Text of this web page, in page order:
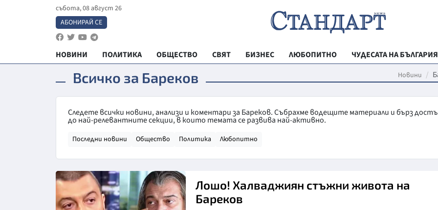
събота, 08 август 26
АБОНИРАЙ СЕ
НОВИНИ ПОЛИТИКА ОБЩЕСТВО СВЯТ БИЗНЕС ЛЮБОПИТНО ЧУДЕСАТА НА БЪЛГАРИЯ
РЕГИОНАЛНИ
МЛАДЕЖКА
ДА!НА
Всичко за Бареков Новини
Следете всички новини, анализи и коментари за Бареков. Събрахме водещите материали и бърз
до най-релевантните секции, в които темата се развива най-активно.
Последни новини Общество Политика Любопитно
Лошо! Халваджиян стъжни живота на
Бареков